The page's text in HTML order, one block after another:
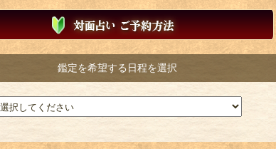
鑑定を希望する日程を選択